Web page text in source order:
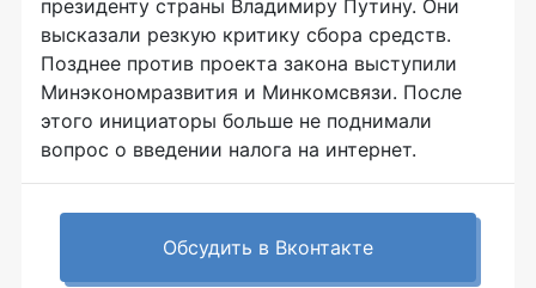
президенту страны Владимиру Путину. Они
высказали резкую критику сбора средств.
Позднее против проекта закона выступили
Минэкономразвития и Минкомсвязи. После
этого инициаторы больше не поднимали
вопрос о введении налога на интернет.
Обсудить в Вконтакте